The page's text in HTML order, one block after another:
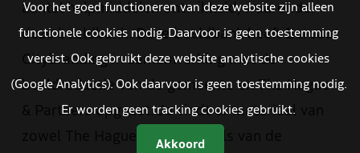
aantal hulpmiddelen ontwikkeld, waaronder
deze beeldbank. Deze beeldbank heeft Bureau
Citybranding in samenwerking met de
beeldredactie van de gemeente en The Hague
& Partners opgezet. Je vindt er materiaal van
zowel The Hague & Partners als van de
Voor het goed functioneren van deze website zijn alleen
functionele cookies nodig. Daarvoor is geen toestemming
vereist. Ook gebruikt deze website analytische cookies
(Google Analytics). Ook daarvoor is geen toestemming nodig.
Er worden geen tracking cookies gebruikt.
Akkoord